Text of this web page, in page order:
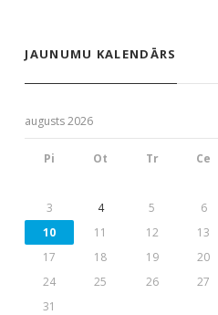
JAUNUMU KALENDĀRS
augusts 2026
Pi Ot Tr Ce
3
4 5 6
10
11 12 13
17
18 19 20
24
25 26 27
31